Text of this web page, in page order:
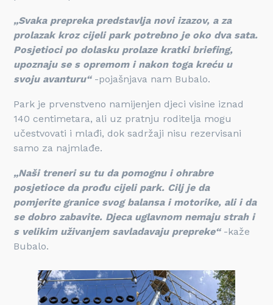
„Svaka prepreka predstavlja novi izazov, a za
prolazak kroz cijeli park potrebno je oko dva sata.
Posjetioci po dolasku prolaze kratki briefing,
upoznaju se s opremom i nakon toga kreću u
svoju avanturu“ -pojašnjava nam Bubalo.
Park je prvenstveno namijenjen djeci visine iznad
140 centimetara, ali uz pratnju roditelja mogu
učestvovati i mlađi, dok sadržaji nisu rezervisani
samo za najmlađe.
„Naši treneri su tu da pomognu i ohrabre
posjetioce da prođu cijeli park. Cilj je da
pomjerite granice svog balansa i motorike, ali i da
se dobro zabavite. Djeca uglavnom nemaju strah i
s velikim uživanjem savladavaju prepreke“-kaže
Bubalo.